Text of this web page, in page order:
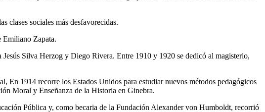
clases sociales más desfavorecidas.
Emiliano Zapata.
Silva Herzog y Diego Rivera. Entre 1910 y 1920 se dedicó al magisterio,
1914 recorre los Estados Unidos para estudiar nuevos métodos pedagógicos
Moral y Enseñanza de la Historia en Ginebra.
Pública y, como becaria de la Fundación Alexander von Humboldt, recorrió